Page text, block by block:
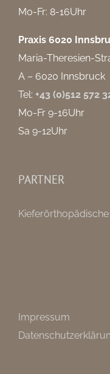
Mo-Fr: 8-16Uhr
Praxis 6020
Maria-Theresien-
A – 6020 Innsbruck
Tel: +43 (0)512 572
Mo-Fr 9-16Uhr
Sa 9-12Uhr
PARTNER
Impressum